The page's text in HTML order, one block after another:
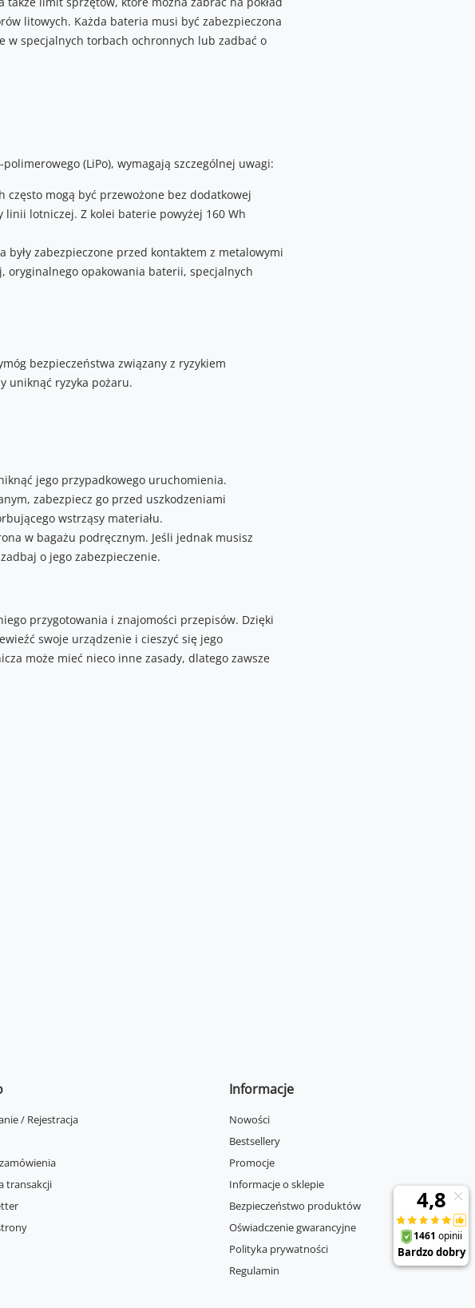
litowych. Każda bateria musi być zabezpieczona
w specjalnych torbach ochronnych lub zadbać o
(LiPo), wymagają szczególnej uwagi:
mogą być przewożone bez dodatkowej
linii lotniczej. Z kolei baterie powyżej 160 Wh
zabezpieczone przed kontaktem z metalowymi
oryginalnego opakowania baterii, specjalnych
bezpieczeństwa związany z ryzykiem
uniknąć ryzyka pożaru.
jego przypadkowego uruchomienia.
zabezpiecz go przed uszkodzeniami
wstrząsy materiału.
w bagażu podręcznym. Jeśli jednak musisz
o jego zabezpieczenie.
przygotowania i znajomości przepisów. Dzięki
swoje urządzenie i cieszyć się jego
może mieć nieco inne zasady, dlatego zawsze
/ Rejestracja
transakcji
Informacje
Nowości
Bestsellery
Promocje
Informacje o sklepie
Bezpieczeństwo produktów
Oświadczenie gwarancyjne
Polityka prywatności
Regulamin